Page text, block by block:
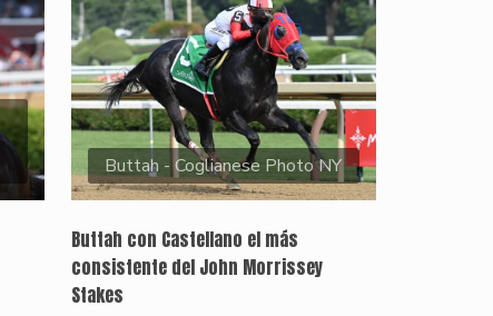
Buttah - Coglianese Photo NY
Buttah con Castellano el más
consistente del John Morrissey
Stakes